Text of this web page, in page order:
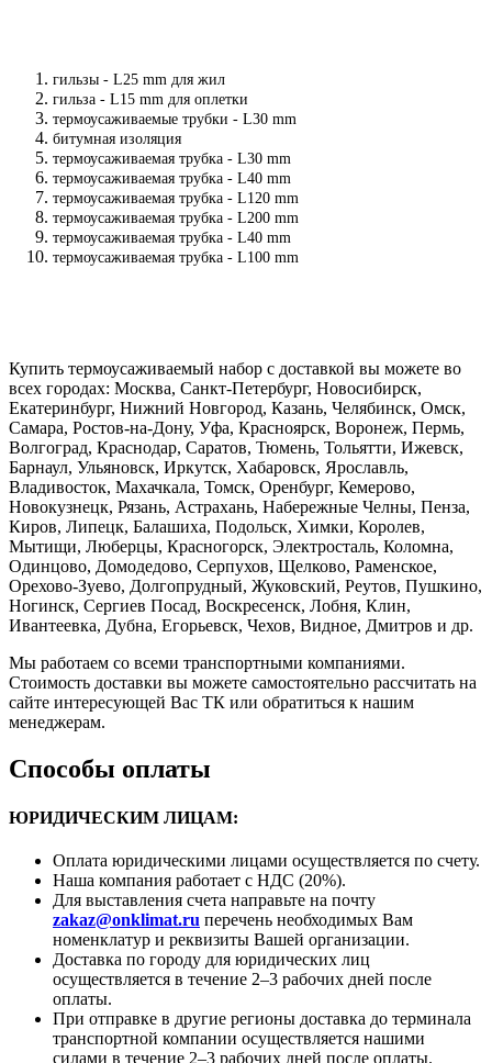
гильзы - L25 mm для жил
гильза - L15 mm для оплетки
термоусаживаемые трубки - L30 mm
битумная изоляция
термоусаживаемая трубка - L30 mm
термоусаживаемая трубка - L40 mm
термоусаживаемая трубка - L120 mm
термоусаживаемая трубка - L200 mm
термоусаживаемая трубка - L40 mm
термоусаживаемая трубка - L100 mm
Купить термоусаживаемый набор с доставкой вы можете во
всех городах: Москва, Санкт-Петербург, Новосибирск,
Екатеринбург, Нижний Новгород, Казань, Челябинск, Омск,
Самара, Ростов-на-Дону, Уфа, Красноярск, Воронеж, Пермь,
Волгоград, Краснодар, Саратов, Тюмень, Тольятти, Ижевск,
Барнаул, Ульяновск, Иркутск, Хабаровск, Ярославль,
Владивосток, Махачкала, Томск, Оренбург, Кемерово,
Новокузнецк, Рязань, Астрахань, Набережные Челны, Пенза,
Киров, Липецк, Балашиха, Подольск, Химки, Королев,
Мытищи, Люберцы, Красногорск, Электросталь, Коломна,
Одинцово, Домодедово, Серпухов, Щелково, Раменское,
Орехово-Зуево, Долгопрудный, Жуковский, Реутов, Пушкино,
Ногинск, Сергиев Посад, Воскресенск, Лобня, Клин,
Ивантеевка, Дубна, Егорьевск, Чехов, Видное, Дмитров и др.
Мы работаем со всеми транспортными компаниями.
Стоимость доставки вы можете самостоятельно рассчитать на
сайте интересующей Вас ТК или обратиться к нашим
менеджерам.
Способы оплаты
ЮРИДИЧЕСКИМ ЛИЦАМ:
Оплата юридическими лицами осуществляется по счету.
Наша компания работает с НДС (20%).
Для выставления счета направьте на почту
zakaz@onklimat.ru перечень необходимых Вам
номенклатур и реквизиты Вашей организации.
Доставка по городу для юридических лиц
осуществляется в течение 2–3 рабочих дней после
оплаты.
При отправке в другие регионы доставка до терминала
транспортной компании осуществляется нашими
силами в течение 2–3 рабочих дней после оплаты.